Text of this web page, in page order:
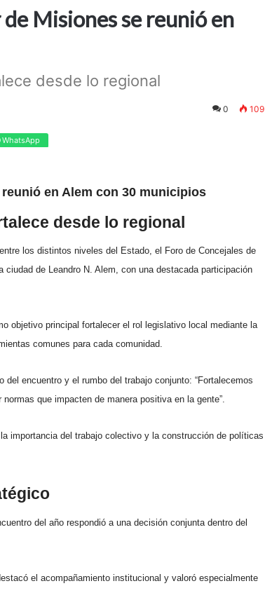
Misiones se reunió en
desde lo regional
0 109
WhatsApp
en Alem con 30 municipios
desde lo regional
los distintos niveles del Estado, el Foro de Concejales de
de Leandro N. Alem, con una destacada participación
objetivo principal fortalecer el rol legislativo local mediante la
comunes para cada comunidad.
encuentro y el rumbo del trabajo conjunto: “Fortalecemos
que impacten de manera positiva en la gente”.
importancia del trabajo colectivo y la construcción de políticas
del año respondió a una decisión conjunta dentro del
el acompañamiento institucional y valoró especialmente